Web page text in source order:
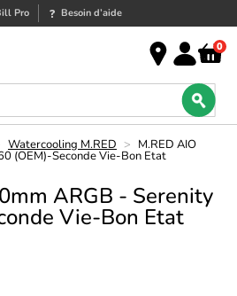
Pro Besoin d’aide
0
Watercooling M.RED > M.RED AIO
(OEM)-Seconde Vie-Bon Etat
ARGB - Serenity
Vie-Bon Etat